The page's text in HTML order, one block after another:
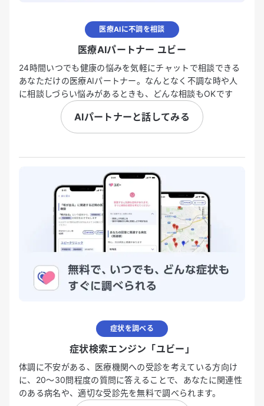
医療AIに不調を相談
医療AIパートナー ユビー
24時間いつでも健康の悩みを気軽にチャットで相談できる
あなただけの医療AIパートナー。なんとなく不調な時や人
に相談しづらい悩みがあるときも、どんな相談もOKです
AIパートナーと話してみる
症状を調べる
症状検索エンジン「ユビー」
体調に不安がある、医療機関への受診を考えている方向け
に、20〜30問程度の質問に答えることで、あなたに関連性
のある病名や、適切な受診先を無料で調べられます。